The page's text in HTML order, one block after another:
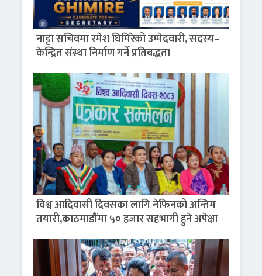
नाट्टा सचिवमा रमेश घिमिरेको उम्मेदवारी, सदस्य–
केन्द्रित संस्था निर्माण गर्ने प्रतिबद्धता
विश्व आदिवासी दिवसका लागि नेफिनको अन्तिम
तयारी,काठमाडौंमा ५० हजार सहभागी हुने अपेक्षा